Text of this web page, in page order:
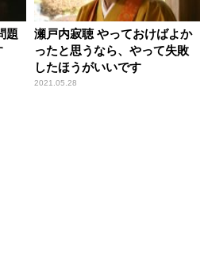
題
瀬戸内寂聴 やっておけばよか
ったと思うなら、やって失敗
したほうがいいです
2021.05.28